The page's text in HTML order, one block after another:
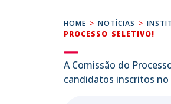
HOME >NOTÍCIAS >
PROCESSO SELETIVO!
A Comissão do
candidatos inscritos